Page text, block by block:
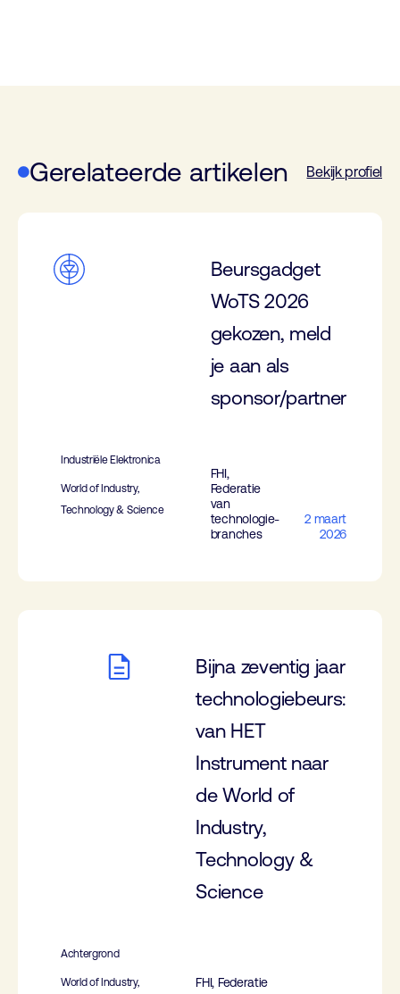
Gerelateerde artikelen Bekijk profiel
Beursgadget
WoTS 2026
gekozen, meld
je aan als
sponsor/partner
Industriële Elektronica
World of Industry,
Technology & Science
FHI,
Federatie
van
technologie-
branches
2 maart
2026
Bijna zeventig jaar
technologiebeurs:
van HET
Instrument naar
de World of
Industry,
Technology &
Science
Achtergrond
World of Industry,
FHI, Federatie